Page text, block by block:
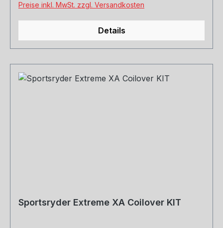
Preise inkl. MwSt. zzgl. Versandkosten
Details
Sportsryder Extreme XA Coilover KIT